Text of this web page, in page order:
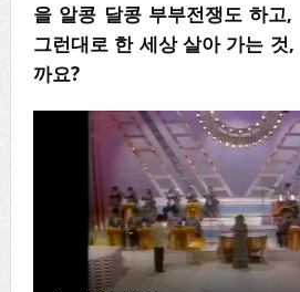
을 알콩 달콩 부부전쟁도 하고,
그런대로 한 세상 살아 가는 것,
까요?